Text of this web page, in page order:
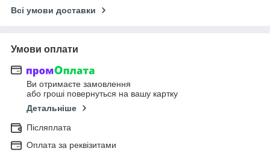
Всі умови доставки
Умови оплати
Ви отримаєте замовлення
або гроші повернуться на вашу картку
Детальніше
Післяплата
Оплата за реквізитами